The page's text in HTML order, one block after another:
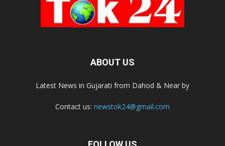
ABOUT US
Latest News in Gujarati from Dahod & Near by
Contact us: newstok24@gmail.com